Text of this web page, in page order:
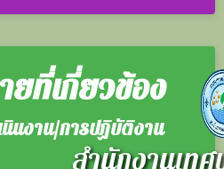
ยที่เกี่ยวข้อง
นินงาน/การปฏิบัติงาน
สำนักงานเท